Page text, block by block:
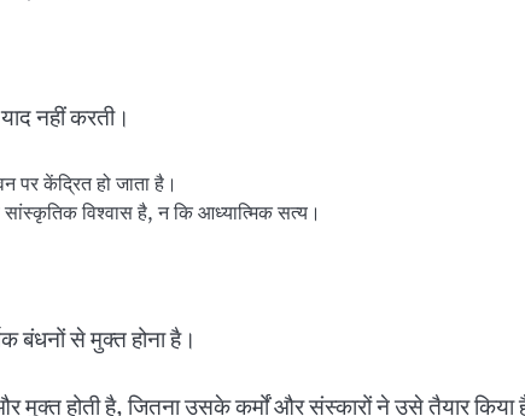
नहीं करती।
पर केंद्रित हो जाता है।
विश्वास है, न कि आध्यात्मिक सत्य।
बंधनों से मुक्त होना है।
मुक्त होती है, जितना उसके कर्मों और संस्कारों ने उसे तैयार किया